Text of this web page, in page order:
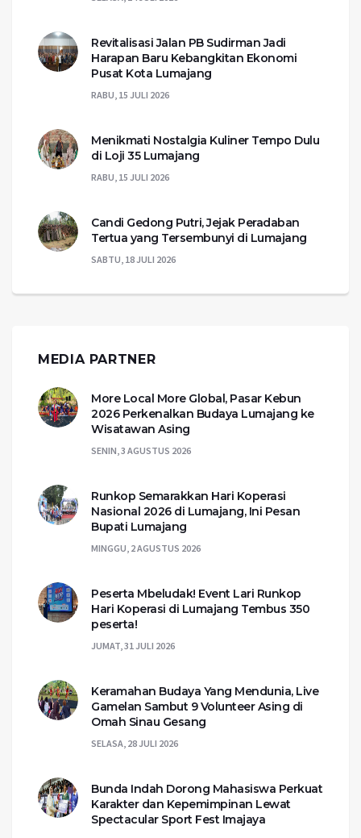
Revitalisasi Jalan PB Sudirman Jadi
Harapan Baru Kebangkitan Ekonomi
Pusat Kota Lumajang
RABU, 15 JULI 2026
Menikmati Nostalgia Kuliner Tempo Dulu
di Loji 35 Lumajang
RABU, 15 JULI 2026
Candi Gedong Putri, Jejak Peradaban
Tertua yang Tersembunyi di Lumajang
SABTU, 18 JULI 2026
MEDIA PARTNER
More Local More Global, Pasar Kebun
2026 Perkenalkan Budaya Lumajang ke
Wisatawan Asing
SENIN, 3 AGUSTUS 2026
Runkop Semarakkan Hari Koperasi
Nasional 2026 di Lumajang, Ini Pesan
Bupati Lumajang
MINGGU, 2 AGUSTUS 2026
Peserta Mbeludak! Event Lari Runkop
Hari Koperasi di Lumajang Tembus 350
peserta!
JUMAT, 31 JULI 2026
Keramahan Budaya Yang Mendunia, Live
Gamelan Sambut 9 Volunteer Asing di
Omah Sinau Gesang
SELASA, 28 JULI 2026
Bunda Indah Dorong Mahasiswa Perkuat
Karakter dan Kepemimpinan Lewat
Spectacular Sport Fest Imajaya